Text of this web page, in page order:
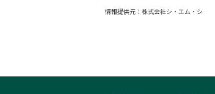
情報提供元： 株式会社シ・エム・シ